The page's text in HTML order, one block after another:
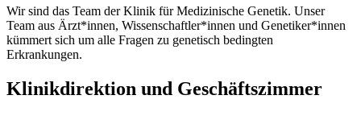
Wir sind das Team der Klinik für Medizinische Genetik. Unser
Team aus Ärzt*innen, Wissenschaftler*innen und Genetiker*innen
kümmert sich um alle Fragen zu genetisch bedingten
Erkrankungen.
Klinikdirektion und Geschäftszimmer